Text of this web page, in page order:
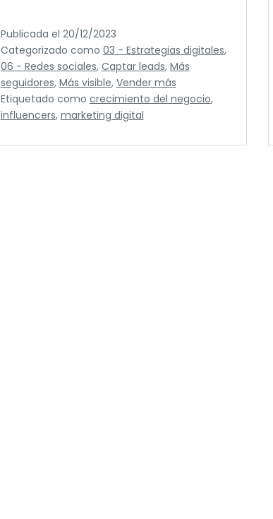
Efectiva
de
Marketing
de
Influencers
Publicada el 20/12/2023
Categorizado como 03 - Estrategias digitales,
06 - Redes sociales, Captar leads, Más
seguidores, Más visible, Vender más
Etiquetado como crecimiento del negocio,
influencers, marketing digital